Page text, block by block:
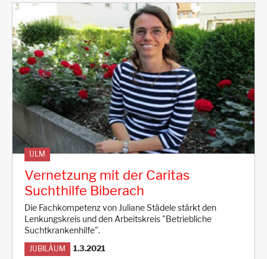
ULM
Vernetzung mit der Caritas
Suchthilfe Biberach
Die Fachkompetenz von Juliane Städele stärkt den
Lenkungskreis und den Arbeitskreis "Betriebliche
Suchtkrankenhilfe".
JUBILÄUM 1.3.2021